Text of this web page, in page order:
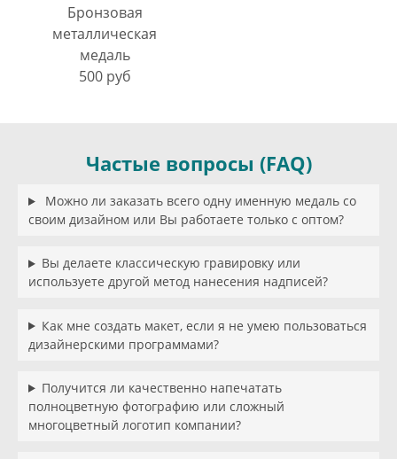
Бронзовая
металлическая
медаль
500 руб
Частые вопросы (FAQ)
Можно ли заказать всего одну именную медаль со
своим дизайном или Вы работаете только с оптом?
Вы делаете классическую гравировку или
используете другой метод нанесения надписей?
Как мне создать макет, если я не умею пользоваться
дизайнерскими программами?
Получится ли качественно напечатать
полноцветную фотографию или сложный
многоцветный логотип компании?